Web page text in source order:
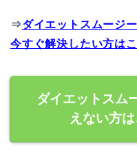
⇒ダイエットスムージ
今すぐ解決したい方は
ダイエットスム
えない方